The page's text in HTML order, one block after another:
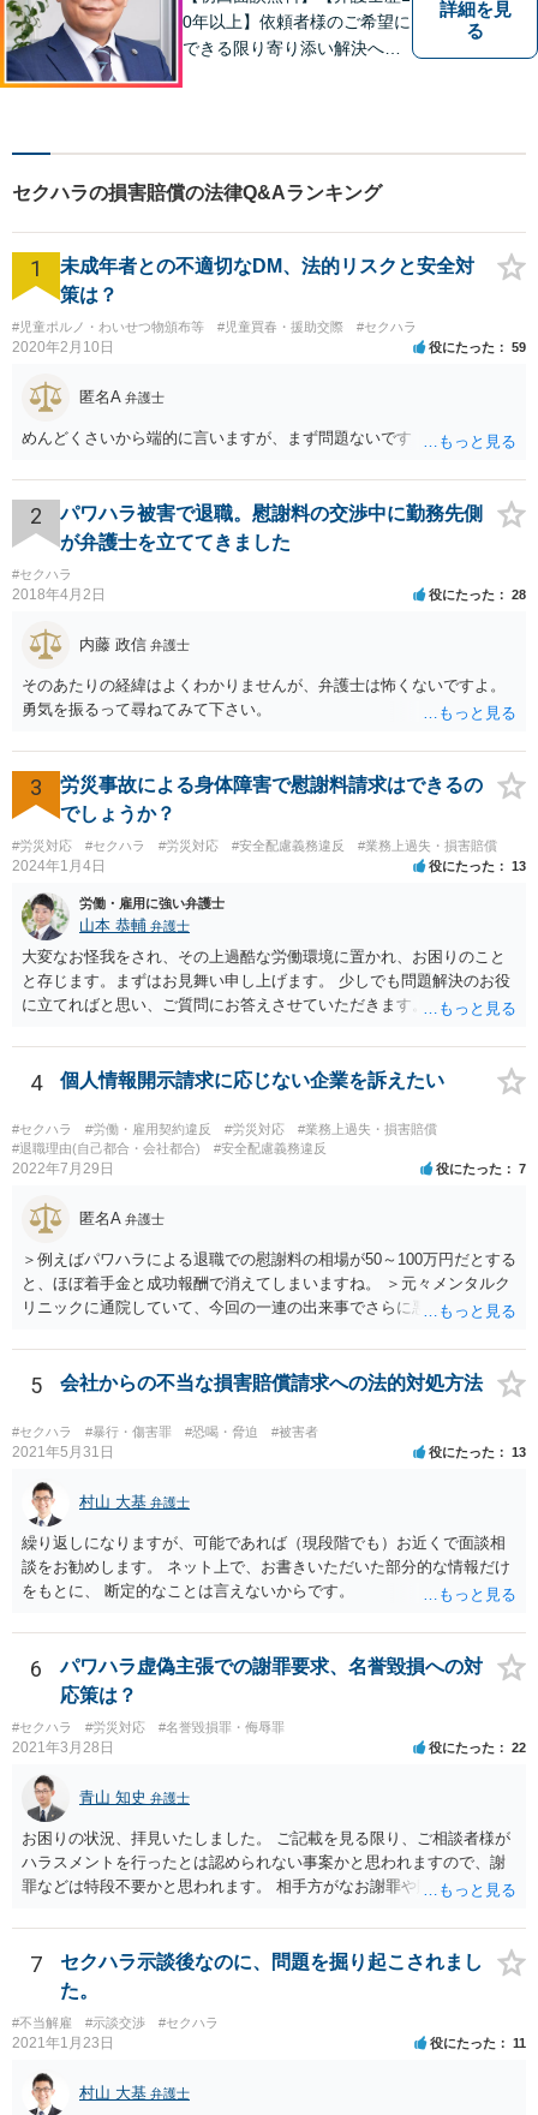
0年以上】依頼者様のご希望に
できる限り寄り添い解決へと
夫婦カウンセラーの資格保有
【相続問題】セミナー講師や
書籍執筆の経験あり【枚方市
駅5分】
詳細を見
る
セクハラの損害賠償の法律Q&Aランキング
1
未成年者との不適切なDM、法的リスクと安全対
策は？
#児童ポルノ・わいせつ物頒布等 #児童買春・援助交際 #セクハラ
2020年2月10日 役にたった 59
匿名A 弁護士
めんどくさいから端的に言いますが、まず問題ないです
2
パワハラ被害で退職。慰謝料の交渉中に勤務先側
が弁護士を立ててきました
#セクハラ
2018年4月2日 役にたった 28
内藤 政信 弁護士
そのあたりの経緯はよくわかりませんが、弁護士は怖くないですよ。
勇気を振るって尋ねてみて下さい。
3
労災事故による身体障害で慰謝料請求はできるの
でしょうか？
#労災対応 #セクハラ #労災対応 #安全配慮義務違反 #業務上過失・損害賠償
2024年1月4日 役にたった 13
労働・雇用に強い弁護士
山本 恭輔 弁護士
大変なお怪我をされ、その上過酷な労働環境に置かれ、お困りのこと
と存じます。まずはお見舞い申し上げます。 少しでも問題解決のお役
に立てればと思い、ご質問にお答えさせていただきます。 ご相談者の
我に関しては労災保険からの給付や会社からの損害賠償が、過重労働
に関しては未払残業代の支払が受けられる可能性がある事案とお見受
けします。 請求が認められる可能性や採るべき手続を検討するには、
様々な事情のヒアリングや証拠資料の検討が必要になるため、今後の
方針の検討も含め、一度面談にて法律相談をされることをおすすめし
ます。
4 個人情報開示請求に応じない企業を訴えたい
#セクハラ #労働・雇用契約違反 #労災対応
#業務上過失・損害賠償
#退職理由(自己都合・会社都合)
#安全配慮義務違反
2022年7月29日 役にたった 7
匿名A 弁護士
＞例えばパワハラによる退職での慰謝料の相場が50～100万円だとする
と、ほぼ着手金と成功報酬で消えてしまいますね。 ＞元々メンタルク
リニックに通院していて、今回の一連の出来事でさらに悪化した事実
万が一、慰謝料請求が認められるにしても金額としては微々たるもの
かと思いますが、依頼する弁護士に詳細を説明したうえで指示を仰い
5 会社からの不当な損害賠償請求への法的対処方法
#セクハラ #暴行・傷害罪 #恐喝・脅迫 #被害者
2021年5月31日 役にたった 13
村山 大基 弁護士
繰り返しになりますが、可能であれば（現段階でも）お近くで面談相
談をお勧めします。 ネット上で、お書きいただいた部分的な情報だけ
をもとに、 断定的なことは言えないからです。
6
パワハラ虚偽主張での謝罪要求、名誉毀損への対
応策は？
#セクハラ #労災対応 #名誉毀損罪・侮辱罪
2021年3月28日 役にたった 22
青山 知史 弁護士
お困りの状況、拝見いたしました。 ご記載を見る限り、ご相談者様が
ハラスメントを行ったとは認められない事案かと思われますので、謝
罪などは特段不要かと思われます。 相手方がなお謝罪や賠償を要求す
訴訟などによって債務不存在確認などを求めることも可能です。 相手
方の行為は、ご相談者様の名誉や名誉感情を損なう事項を第三者に通
知したものであり、社内でも共有されている実態を考えれば、金額の
多寡は別として、名誉毀損に基づく損害賠償請求などが成立する可能
性もあるかと思われます。 本件に対する対応ですが、そもそも根拠を
欠く主張であり、会社としても相手方の請求を取り合うつもり事態が
ない可能性もあるかと思われます。 こうした場合であれば、結局は相
手方として、言い分がなにも通らないまま、断念ををすることにな
7
セクハラ示談後なのに、問題を掘り起こされまし
た。
#不当解雇 #示談交渉 #セクハラ
2021年1月23日 役にたった 11
村山 大基 弁護士